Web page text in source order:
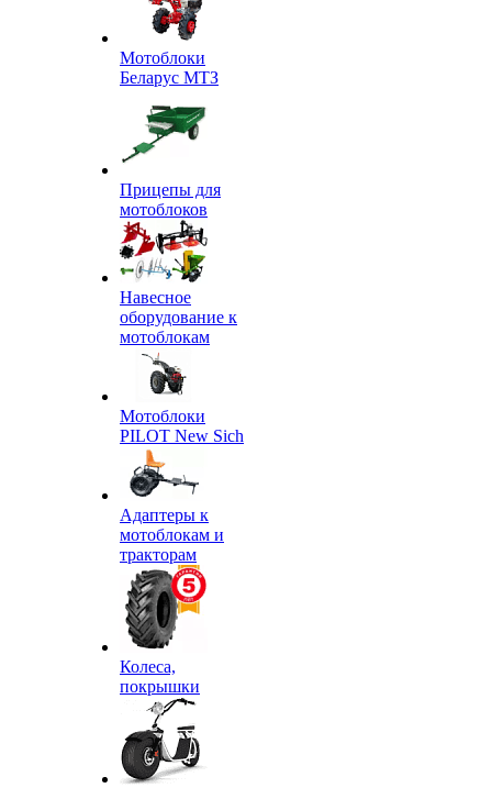
Мотоблоки
Беларус МТЗ
Прицепы для
мотоблоков
Навесное
оборудование к
мотоблокам
Мотоблоки
PILOT New Sich
Адаптеры к
мотоблокам и
тракторам
Колеса,
покрышки